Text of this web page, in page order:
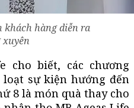
khách hàng diễn ra
cho biết, các chương
sự kiện hướng đến
8 là món quà thay cho